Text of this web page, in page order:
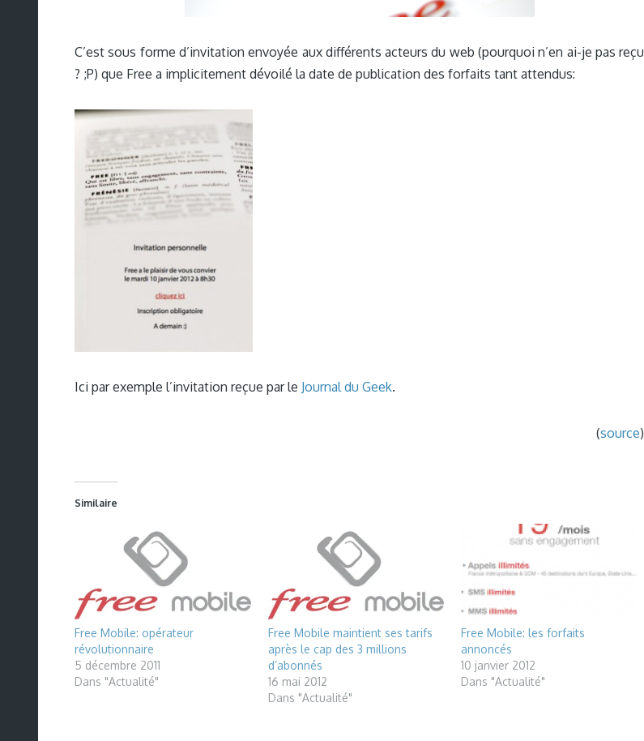
C’est sous forme d’invitation envoyée aux différents acteurs du web (pourquoi n’en ai-je pas reçu
? ;P) que Free a implicitement dévoilé la date de publication des forfaits tant attendus:
Ici par exemple l’invitation reçue par le Journal du Geek.
(source)
Similaire
Free Mobile: opérateur
révolutionnaire
5 décembre 2011
Dans "Actualité"
Free Mobile maintient ses tarifs
après le cap des 3 millions
d’abonnés
16 mai 2012
Dans "Actualité"
Free Mobile: les forfaits
annoncés
10 janvier 2012
Dans "Actualité"